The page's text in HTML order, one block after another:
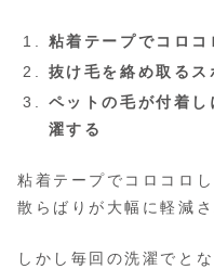
粘着テープでコロコ
抜け毛を絡め取る
ペットの毛が付着
濯する
粘着テープでコロコロ
散らばりが大幅に軽減さ
しかし毎回の洗濯でと